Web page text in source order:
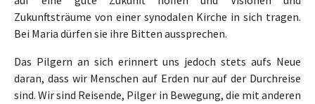
Zukunftsträume von einer synodalen Kirche in sich tragen.
Bei Maria dürfen sie ihre Bitten aussprechen.
Das Pilgern an sich erinnert uns jedoch stets aufs Neue
daran, dass wir Menschen auf Erden nur auf der Durchreise
sind. Wir sind Reisende, Pilger in Bewegung, die mit anderen